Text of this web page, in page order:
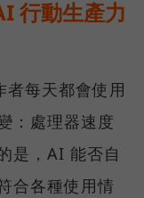
行動生產力
每天都會使用
：處理器速度
是，AI 能否自
合各種使用情